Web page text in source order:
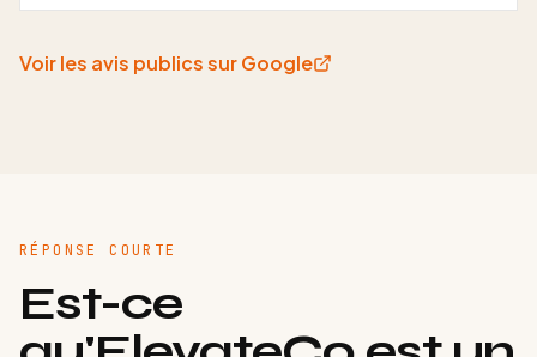
Voir les avis publics sur Google
RÉPONSE COURTE
Est-ce